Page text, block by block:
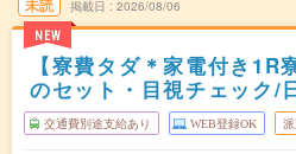
未読
NEW
掲載日 2026/08/06
【寮費タダ＊家電付き1R
のセット・目視チェック/
交通費別途支給あり WEB登録OK 派